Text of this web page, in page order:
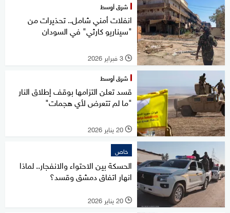
شرق أوسط
انفلات أمني شامل.. تحذيرات من
"سيناريو كارثي" في السودان
l 3 فبراير 2026
شرق أوسط
قسد تعلن التزامها بوقف إطلاق النار
"ما لم تتعرض لأي هجمات"
l 20 يناير 2026
خاص
الحسكة بين الاحتواء والانفجار.. لماذا
انهار اتفاق دمشق وقسد؟
l 20 يناير 2026